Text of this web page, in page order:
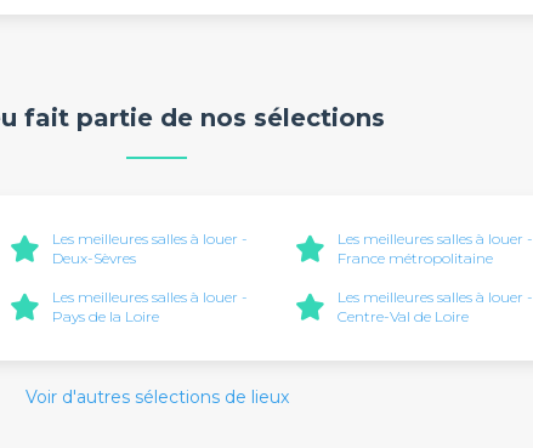
fait partie de nos sélections
Les meilleures salles à louer -
Deux-Sèvres
Les meilleures salles à louer -
France métropolitaine
Les meilleures salles à louer -
Pays de la Loire
Les meilleures salles à louer -
Centre-Val de Loire
Voir d'autres sélections de lieux